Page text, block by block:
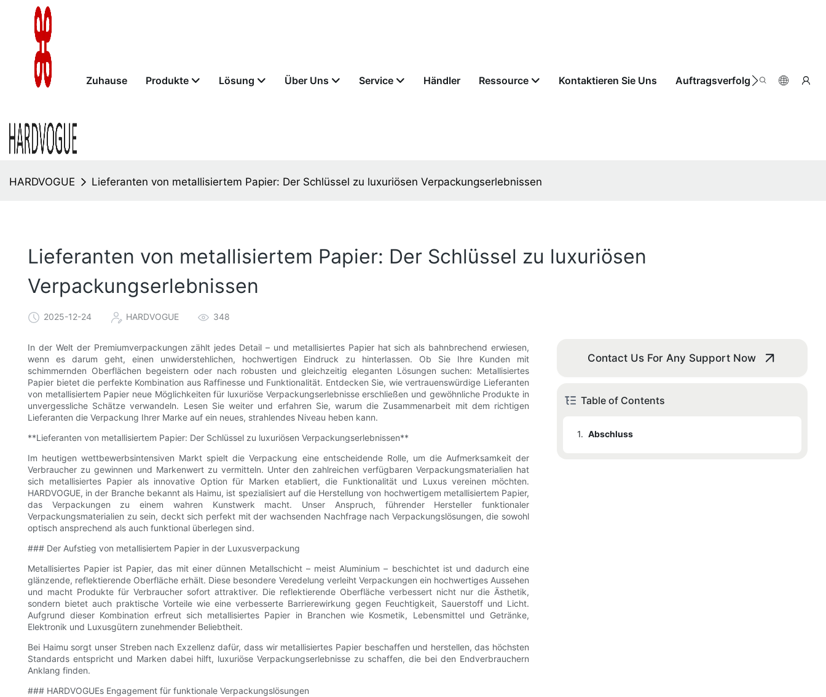
Zuhause Produkte Lösung Über Uns Service Händler Ressource Kontaktieren Sie Uns Auftragsverfolgung
HARDVOGUE Lieferanten von metallisiertem Papier: Der Schlüssel zu luxuriösen Verpackungserlebnissen
Lieferanten von metallisiertem Papier: Der Schlüssel zu luxuriösen
Verpackungserlebnissen
2025-12-24 HARDVOGUE 348
In der Welt der Premiumverpackungen zählt jedes Detail – und metallisiertes Papier hat sich als bahnbrechend erwiesen,
wenn es darum geht, einen unwiderstehlichen, hochwertigen Eindruck zu hinterlassen. Ob Sie Ihre Kunden mit
schimmernden Oberflächen begeistern oder nach robusten und gleichzeitig eleganten Lösungen suchen: Metallisiertes
Papier bietet die perfekte Kombination aus Raffinesse und Funktionalität. Entdecken Sie, wie vertrauenswürdige Lieferanten
von metallisiertem Papier neue Möglichkeiten für luxuriöse Verpackungserlebnisse erschließen und gewöhnliche Produkte in
unvergessliche Schätze verwandeln. Lesen Sie weiter und erfahren Sie, warum die Zusammenarbeit mit dem richtigen
Lieferanten die Verpackung Ihrer Marke auf ein neues, strahlendes Niveau heben kann.
**Lieferanten von metallisiertem Papier: Der Schlüssel zu luxuriösen Verpackungserlebnissen**
Im heutigen wettbewerbsintensiven Markt spielt die Verpackung eine entscheidende Rolle, um die Aufmerksamkeit der
Verbraucher zu gewinnen und Markenwert zu vermitteln. Unter den zahlreichen verfügbaren Verpackungsmaterialien hat
sich metallisiertes Papier als innovative Option für Marken etabliert, die Funktionalität und Luxus vereinen möchten.
HARDVOGUE, in der Branche bekannt als Haimu, ist spezialisiert auf die Herstellung von hochwertigem metallisiertem Papier,
das Verpackungen zu einem wahren Kunstwerk macht. Unser Anspruch, führender Hersteller funktionaler
Verpackungsmaterialien zu sein, deckt sich perfekt mit der wachsenden Nachfrage nach Verpackungslösungen, die sowohl
optisch ansprechend als auch funktional überlegen sind.
### Der Aufstieg von metallisiertem Papier in der Luxusverpackung
Metallisiertes Papier ist Papier, das mit einer dünnen Metallschicht – meist Aluminium – beschichtet ist und dadurch eine
glänzende, reflektierende Oberfläche erhält. Diese besondere Veredelung verleiht Verpackungen ein hochwertiges Aussehen
und macht Produkte für Verbraucher sofort attraktiver. Die reflektierende Oberfläche verbessert nicht nur die Ästhetik,
sondern bietet auch praktische Vorteile wie eine verbesserte Barrierewirkung gegen Feuchtigkeit, Sauerstoff und Licht.
Aufgrund dieser Kombination erfreut sich metallisiertes Papier in Branchen wie Kosmetik, Lebensmittel und Getränke,
Elektronik und Luxusgütern zunehmender Beliebtheit.
Bei Haimu sorgt unser Streben nach Exzellenz dafür, dass wir metallisiertes Papier beschaffen und herstellen, das höchsten
Standards entspricht und Marken dabei hilft, luxuriöse Verpackungserlebnisse zu schaffen, die bei den Endverbrauchern
Anklang finden.
### HARDVOGUEs Engagement für funktionale Verpackungslösungen
Contact Us For Any Support Now
Table of Contents
1. Abschluss